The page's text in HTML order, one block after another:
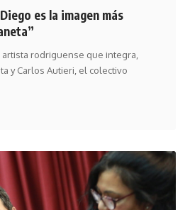
es la imagen más
rodriguense que integra,
y Carlos Autieri, el colectivo